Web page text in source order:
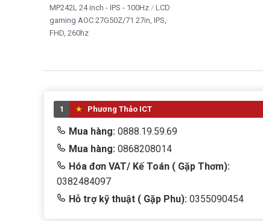
MP242L 24 inch - IPS - 100Hz
LCD
gaming AOC 27G50Z/71 27in, IPS,
FHD, 260hz
1 Phương Thảo ICT
Mua hàng: 0888.19.59.69
Mua hàng: 0868208014
Hóa đơn VAT/ Kế Toán ( Gặp Thơm):
0382484097
Hỗ trợ kỹ thuật ( Gặp Phu): 0355090454